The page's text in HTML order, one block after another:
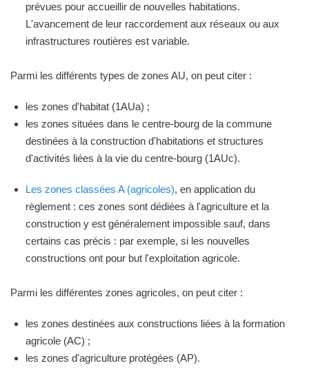
prévues pour accueillir de nouvelles habitations.
L'avancement de leur raccordement aux réseaux ou aux
infrastructures routières est variable.
Parmi les différents types de zones AU, on peut citer :
les zones d'habitat (1AUa) ;
les zones situées dans le centre-bourg de la commune
destinées à la construction d'habitations et structures
d'activités liées à la vie du centre-bourg (1AUc).
Les zones classées A (agricoles), en application du
règlement : ces zones sont dédiées à l'agriculture et la
construction y est généralement impossible sauf, dans
certains cas précis : par exemple, si les nouvelles
constructions ont pour but l'exploitation agricole.
Parmi les différentes zones agricoles, on peut citer :
les zones destinées aux constructions liées à la formation
agricole (AC) ;
les zones d'agriculture protégées (AP).